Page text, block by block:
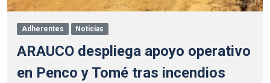
Adherentes Noticias
ARAUCO despliega apoyo operativo
en Penco y Tomé tras incendios